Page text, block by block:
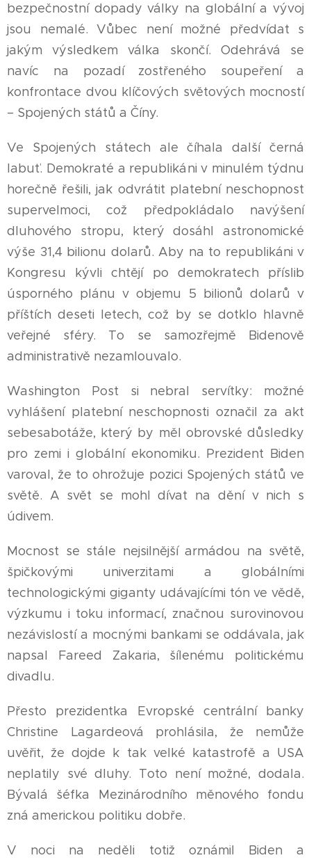
bezpečnostní dopady války na globální a vývoj
jsou nemalé. Vůbec není možné předvídat s
jakým výsledkem válka skončí. Odehrává se
navíc na pozadí zostřeného soupeření a
konfrontace dvou klíčových světových mocností
– Spojených států a Číny.
Ve Spojených státech ale číhala další černá
labuť. Demokraté a republikáni v minulém týdnu
horečně řešili, jak odvrátit platební neschopnost
supervelmoci, což předpokládalo navýšení
dluhového stropu, který dosáhl astronomické
výše 31,4 bilionu dolarů. Aby na to republikáni v
Kongresu kývli chtějí po demokratech příslib
úsporného plánu v objemu 5 bilionů dolarů v
příštích deseti letech, což by se dotklo hlavně
veřejné sféry. To se samozřejmě Bidenově
administrativě nezamlouvalo.
Washington Post si nebral servítky: možné
vyhlášení platební neschopnosti označil za akt
sebesabotáže, který by měl obrovské důsledky
pro zemi i globální ekonomiku. Prezident Biden
varoval, že to ohrožuje pozici Spojených států ve
světě. A svět se mohl dívat na dění v nich s
údivem.
Mocnost se stále nejsilnější armádou na světě,
špičkovými univerzitami a globálními
technologickými giganty udávajícími tón ve vědě,
výzkumu i toku informací, značnou surovinovou
nezávislostí a mocnými bankami se oddávala, jak
napsal Fareed Zakaria, šílenému politickému
divadlu.
Přesto prezidentka Evropské centrální banky
Christine Lagardeová prohlásila, že nemůže
uvěřit, že dojde k tak velké katastrofě a USA
neplatily své dluhy. Toto není možné, dodala.
Bývalá šéfka Mezinárodního měnového fondu
zná americkou politiku dobře.
V noci na neděli totiž oznámil Biden a